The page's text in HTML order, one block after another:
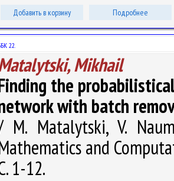
Добавить в корзину Подробнее
22.
Mikhail
the
with batch
M. Matalytski, V.
and
1-12.